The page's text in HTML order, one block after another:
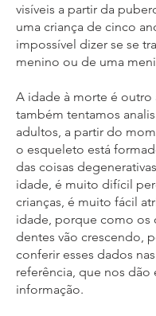
visíveis a partir da
uma criança de cinco
impossível dizer se se
menino ou de uma
A idade à morte é outro
também tentamos
adultos, a partir do
o esqueleto está
das coisas
idade, é muito difícil
crianças, é muito fácil
idade, porque como os
dentes vão crescendo,
conferir esses dados
referência, que nos dão
informação.